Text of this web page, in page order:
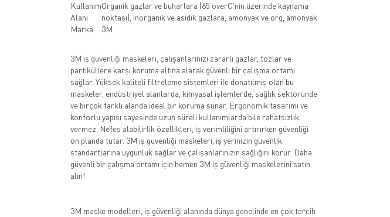
Kullanım
Alanı
Organik gazlar ve buharlara (65 overC'nin üzerinde kaynama
noktası), inorganik ve asidik gazlara, amonyak ve org, amonyak
Marka
3M
3M iş güvenliği maskeleri, çalışanlarınızı zararlı gazlar, tozlar ve
partiküllere karşı koruma altına alarak güvenli bir çalışma ortamı
sağlar. Yüksek kaliteli filtreleme sistemleri ile donatılmış olan bu
maskeler, endüstriyel alanlarda, kimyasal işlemlerde, sağlık sektöründe
ve birçok farklı alanda ideal bir koruma sunar. Ergonomik tasarımı ve
konforlu yapısı sayesinde uzun süreli kullanımlarda bile rahatsızlık
vermez. Nefes alabilirlik özellikleri, iş verimliliğini artırırken güvenliği
ön planda tutar. 3M iş güvenliği maskeleri, iş yerinizin güvenlik
standartlarına uygunluk sağlar ve çalışanlarınızın sağlığını korur. Daha
güvenli bir çalışma ortamı için hemen 3M iş güvenliği maskelerini satın
alın!
3M maske modelleri, iş güvenliği alanında dünya genelinde en çok tercih